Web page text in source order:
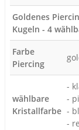
Goldenes
Kugeln - 4
Farbe
Piercing
wählbare
Kristallfarbe
-
-
-
-